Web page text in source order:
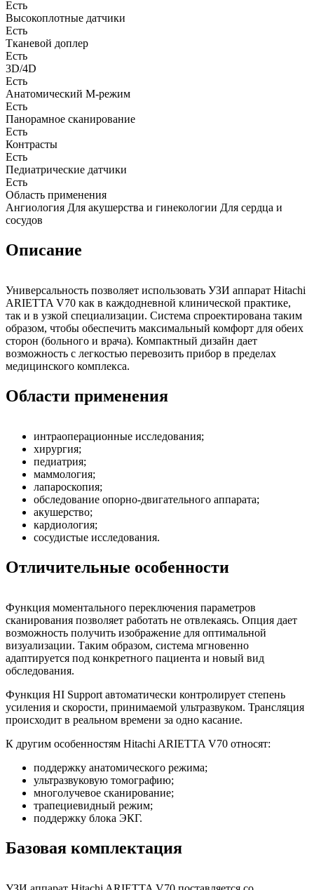
Есть
Высокоплотные датчики
Есть
Тканевой доплер
Есть
3D/4D
Есть
Анатомический М-режим
Есть
Панорамное сканирование
Есть
Контрасты
Есть
Педиатрические датчики
Есть
Область применения
Ангиология Для акушерства и гинекологии Для сердца и
сосудов
Описание
Универсальность позволяет использовать УЗИ аппарат Hitachi
ARIETTA V70 как в каждодневной клинической практике,
так и в узкой специализации. Система спроектирована таким
образом, чтобы обеспечить максимальный комфорт для обеих
сторон (больного и врача). Компактный дизайн дает
возможность с легкостью перевозить прибор в пределах
медицинского комплекса.
Области применения
интраоперационные исследования;
хирургия;
педиатрия;
маммология;
лапароскопия;
обследование опорно-двигательного аппарата;
акушерство;
кардиология;
сосудистые исследования.
Отличительные особенности
Функция моментального переключения параметров
сканирования позволяет работать не отвлекаясь. Опция дает
возможность получить изображение для оптимальной
визуализации. Таким образом, система мгновенно
адаптируется под конкретного пациента и новый вид
обследования.
Функция HI Support автоматически контролирует степень
усиления и скорости, принимаемой ультразвуком. Трансляция
происходит в реальном времени за одно касание.
К другим особенностям Hitachi ARIETTA V70 относят:
поддержку анатомического режима;
ультразвуковую томографию;
многолучевое сканирование;
трапециевидный режим;
поддержку блока ЭКГ.
Базовая комплектация